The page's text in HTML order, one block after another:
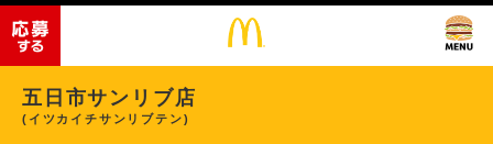
五日市サンリブ店
(イツカイチサンリブテン)